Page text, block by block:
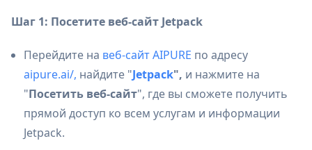
Шаг 1: Посетите веб-сайт Jetpack
Перейдите на веб-сайт AIPURE по адресу
aipure.ai/, найдите "Jetpack", и нажмите на
"Посетить веб-сайт", где вы сможете получить
прямой доступ ко всем услугам и информации
Jetpack.